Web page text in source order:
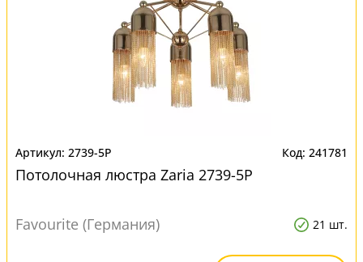
2739-5P 241781
Потолочная люстра Zaria 2739-5P
Favourite (Германия) 21 шт.